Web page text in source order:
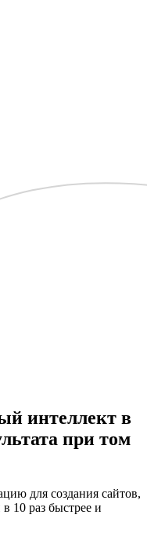
интеллект в
при том
для создания сайтов,
10 раз быстрее и